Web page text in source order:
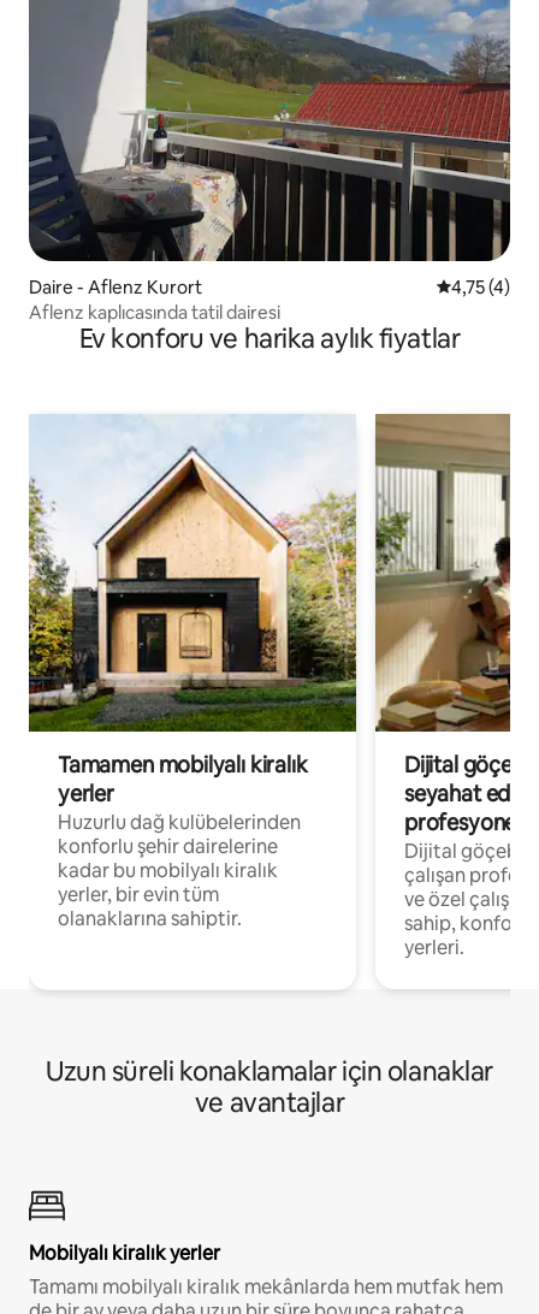
Daire - Aflenz Kurort 54,75 (4)
Aflenz kaplıcasında tatil dairesi
Ev konforu ve harika aylık fiyatlar
Tamamen mobilyalı kiralık
yerler
Huzurlu dağ kulübelerinden
konforlu şehir dairelerine
kadar bu mobilyalı kiralık
yerler, bir evin tüm
olanaklarına sahiptir.
Dijital
seyahat eden
Dijital
çalışan
ve özel
sahip,
yerleri.
Uzun süreli konaklamalar için olanaklar
ve avantajlar
Mobilyalı kiralık yerler
Tamamı mobilyalı kiralık mekânlarda hem mutfak hem